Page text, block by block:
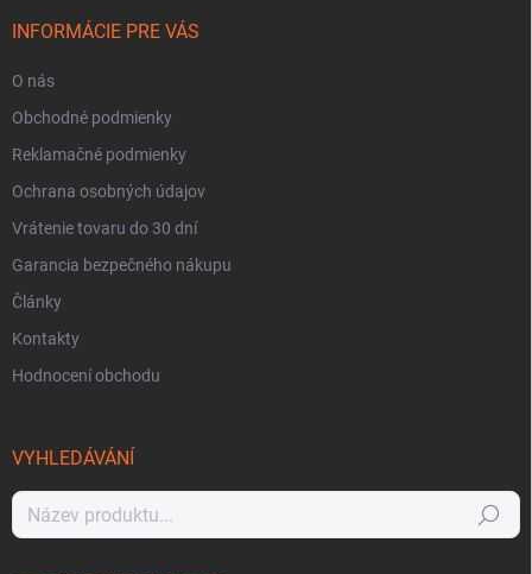
INFORMÁCIE PRE VÁS
O nás
Obchodné podmienky
Reklamačné podmienky
Ochrana osobných údajov
Vrátenie tovaru do 30 dní
Garancia bezpečného nákupu
Články
Kontakty
Hodnocení obchodu
VYHLEDÁVÁNÍ
Hledat